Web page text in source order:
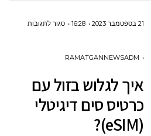
21 בספטמבר 2023 16:28 סגור לתגובותעל
RAMATGANNEWSADM
איך לגלוש בזול עם
כרטיס סים דיגיטלי
(eSIM)?